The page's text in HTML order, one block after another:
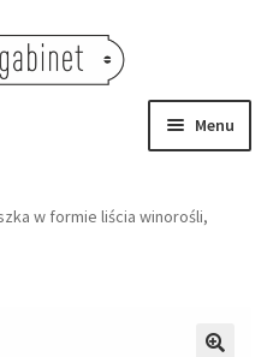
Menu
w formie liścia winorośli,